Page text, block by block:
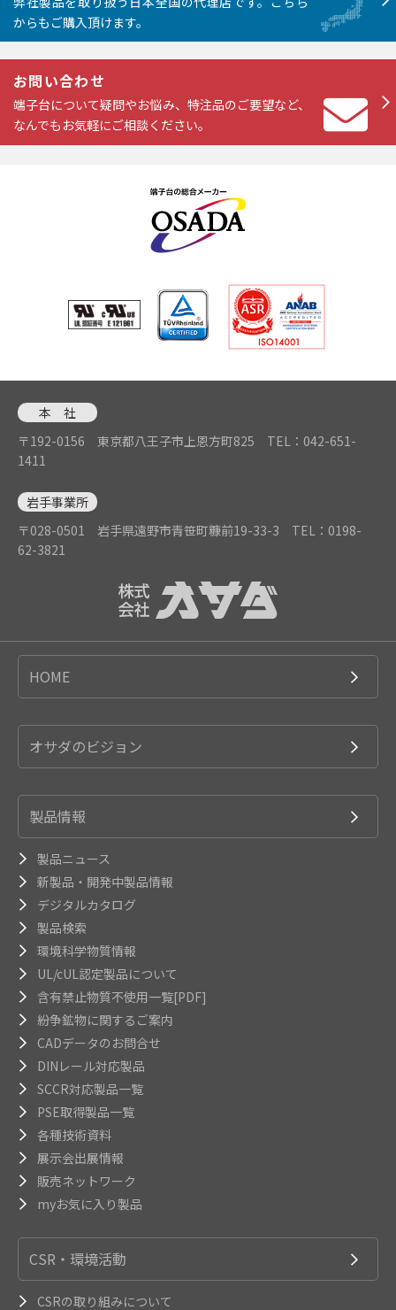
からもご購入頂けます。
お問い合わせ
端子台について疑問やお悩み、特注品のご要望など、
なんでもお気軽にご相談ください。
本 社
〒192-0156 東京都八王子市上恩方町825 TEL：042-651-
1411
岩手事業所
〒028-0501 岩手県遠野市青笹町糠前19-33-3 TEL：0198-
62-3821
HOME
オサダのビジョン
製品情報
製品ニュース
新製品・開発中製品情報
デジタルカタログ
製品検索
環境科学物質情報
UL/cUL認定製品について
含有禁止物質不使用一覧[PDF]
紛争鉱物に関するご案内
CADデータのお問合せ
DINレール対応製品
SCCR対応製品一覧
PSE取得製品一覧
各種技術資料
展示会出展情報
販売ネットワーク
myお気に入り製品
CSR・環境活動
CSRの取り組みについて